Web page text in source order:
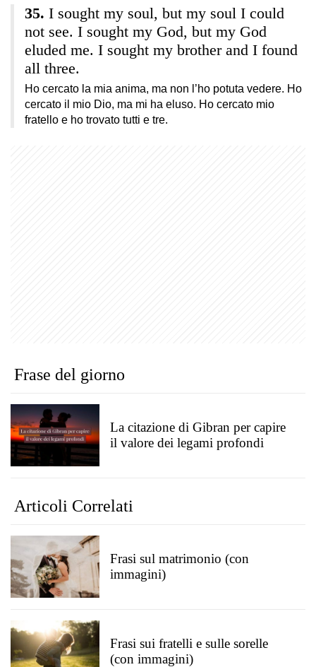
I sought my soul, but my soul I could
not see. I sought my God, but my God
eluded me. I sought my brother and I found
all three.
Ho cercato la mia anima, ma non l’ho potuta vedere. Ho
cercato il mio Dio, ma mi ha eluso. Ho cercato mio
fratello e ho trovato tutti e tre.
Frase del giorno
La citazione di Gibran per capire
il valore dei legami profondi
Articoli Correlati
Frasi sul matrimonio (con
immagini)
Frasi sui fratelli e sulle sorelle
(con immagini)